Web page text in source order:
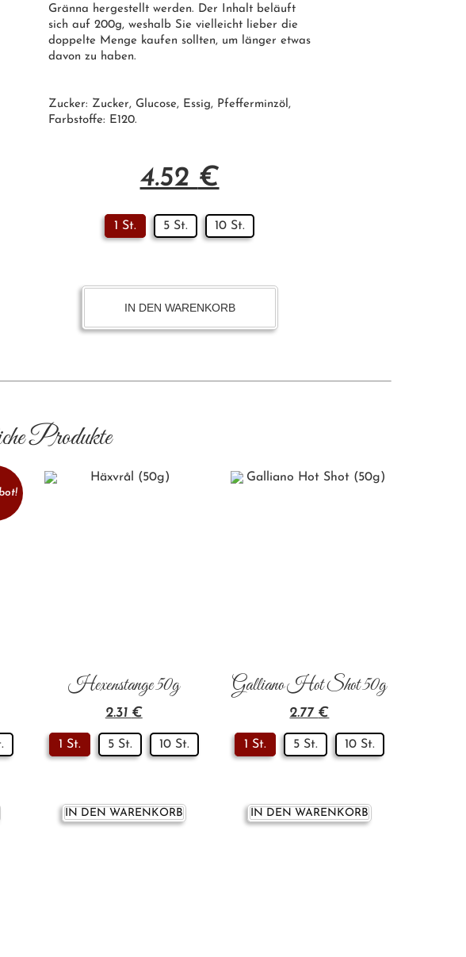
Gränna hergestellt werden. Der Inhalt beläuft
sich auf 200g, weshalb Sie vielleicht lieber die
doppelte Menge kaufen sollten, um länger etwas
davon zu haben.
Zucker: Zucker, Glucose, Essig, Pfefferminzöl,
Farbstoffe: E120.
4.52 €
1 St. 5 St. 10 St.
IN DEN WARENKORB
Produkte
Hexenstange 50g
2.31 €
1 St. 5 St. 10 St.
IN DEN WARENKORB
Galliano Hot Shot 50g
2.77 €
1 St. 5 St. 10 St.
IN DEN WARENKORB